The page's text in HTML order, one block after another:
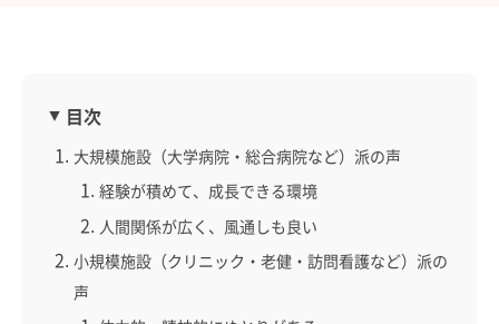
目次
大規模施設（大学病院・総合病院など）派の声
経験が積めて、成長できる環境
人間関係が広く、風通しも良い
小規模施設（クリニック・老健・訪問看護など）派の
声